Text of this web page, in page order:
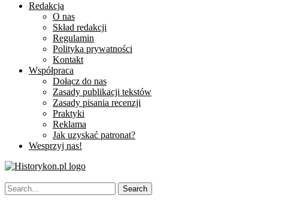
Redakcja
O nas
Skład redakcji
Regulamin
Polityka prywatności
Kontakt
Współpraca
Dołącz do nas
Zasady publikacji tekstów
Zasady pisania recenzji
Praktyki
Reklama
Jak uzyskać patronat?
Wesprzyj nas!